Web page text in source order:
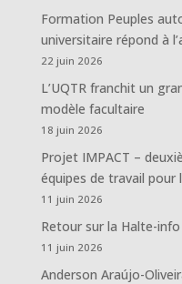
Formation Peuples
universitaire répond à
22 juin 2026
L’UQTR franchit un
modèle facultaire
18 juin 2026
Projet IMPACT –
équipes de travail pour
11 juin 2026
Retour sur la Halte-
11 juin 2026
Anderson Araújo-